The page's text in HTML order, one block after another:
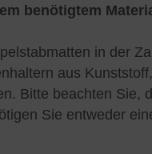
benötigtem
in der
aus
Bitte beachten Sie,
Sie entweder